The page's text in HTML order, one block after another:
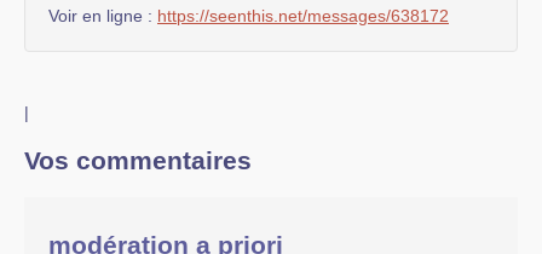
Voir en ligne : https://seenthis.net/messages/638172
|
Vos commentaires
modération a priori